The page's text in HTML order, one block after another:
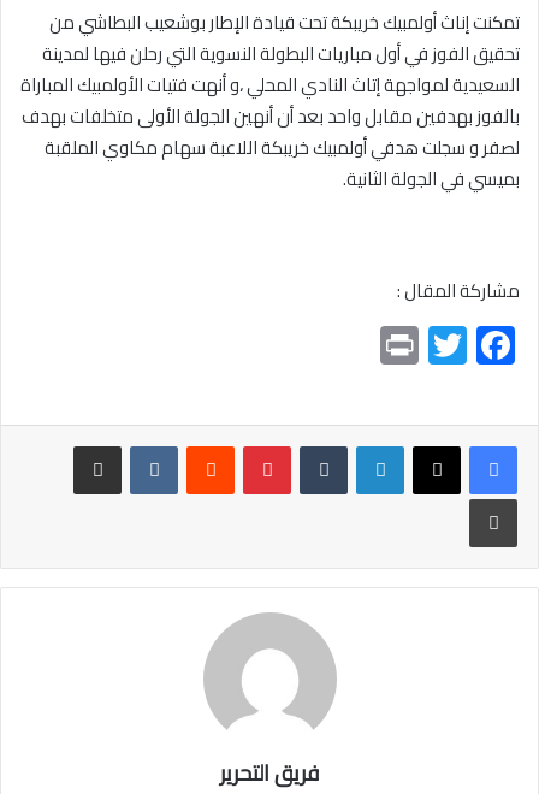
تمكنت إناث أولمبيك خريبكة تحت قيادة الإطار بوشعيب البطاشي من
تحقيق الفوز في أول مباريات البطولة النسوية التي رحلن فيها لمدينة
السعيدية لمواجهة إتاث النادي المحلي ،و أنهت فتيات الأولمبيك المباراة
بالفوز بهدفين مقابل واحد بعد أن أنهين الجولة الأولى متخلفات بهدف
لصفر و سجلت هدفي أولمبيك خريبكة اللاعبة سهام مكاوي الملقبة
بميسي في الجولة الثانية.
مشاركة المقال :
F
ac
e
b
o
ok
T
wi
tt
er
t
لينكدإن بينتيريست
مشاركة عبر البريد
طباعة
فريق التحرير